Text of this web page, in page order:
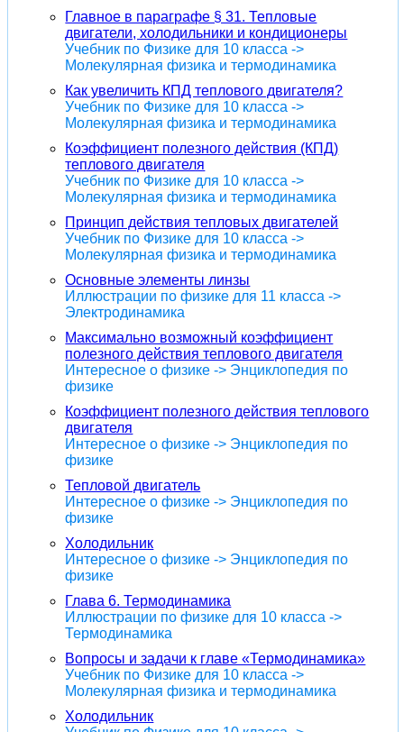
Главное в параграфе § 31. Тепловые
двигатели, холодильники и кондиционеры
Учебник по Физике для 10 класса ->
Молекулярная физика и термодинамика
Как увеличить КПД теплового двигателя?
Учебник по Физике для 10 класса ->
Молекулярная физика и термодинамика
Коэффициент полезного действия (КПД)
теплового двигателя
Учебник по Физике для 10 класса ->
Молекулярная физика и термодинамика
Принцип действия тепловых двигателей
Учебник по Физике для 10 класса ->
Молекулярная физика и термодинамика
Основные элементы линзы
Иллюстрации по физике для 11 класса ->
Электродинамика
Максимально возможный коэффициент
полезного действия теплового двигателя
Интересное о физике -> Энциклопедия по
физике
Коэффициент полезного действия теплового
двигателя
Интересное о физике -> Энциклопедия по
физике
Тепловой двигатель
Интересное о физике -> Энциклопедия по
физике
Холодильник
Интересное о физике -> Энциклопедия по
физике
Глава 6. Термодинамика
Иллюстрации по физике для 10 класса ->
Термодинамика
Вопросы и задачи к главе «Термодинамика»
Учебник по Физике для 10 класса ->
Молекулярная физика и термодинамика
Холодильник